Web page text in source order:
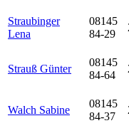
Straubinger
Lena
08145
84-29
Strauß Günter
08145
84-64
Walch Sabine
08145
84-37